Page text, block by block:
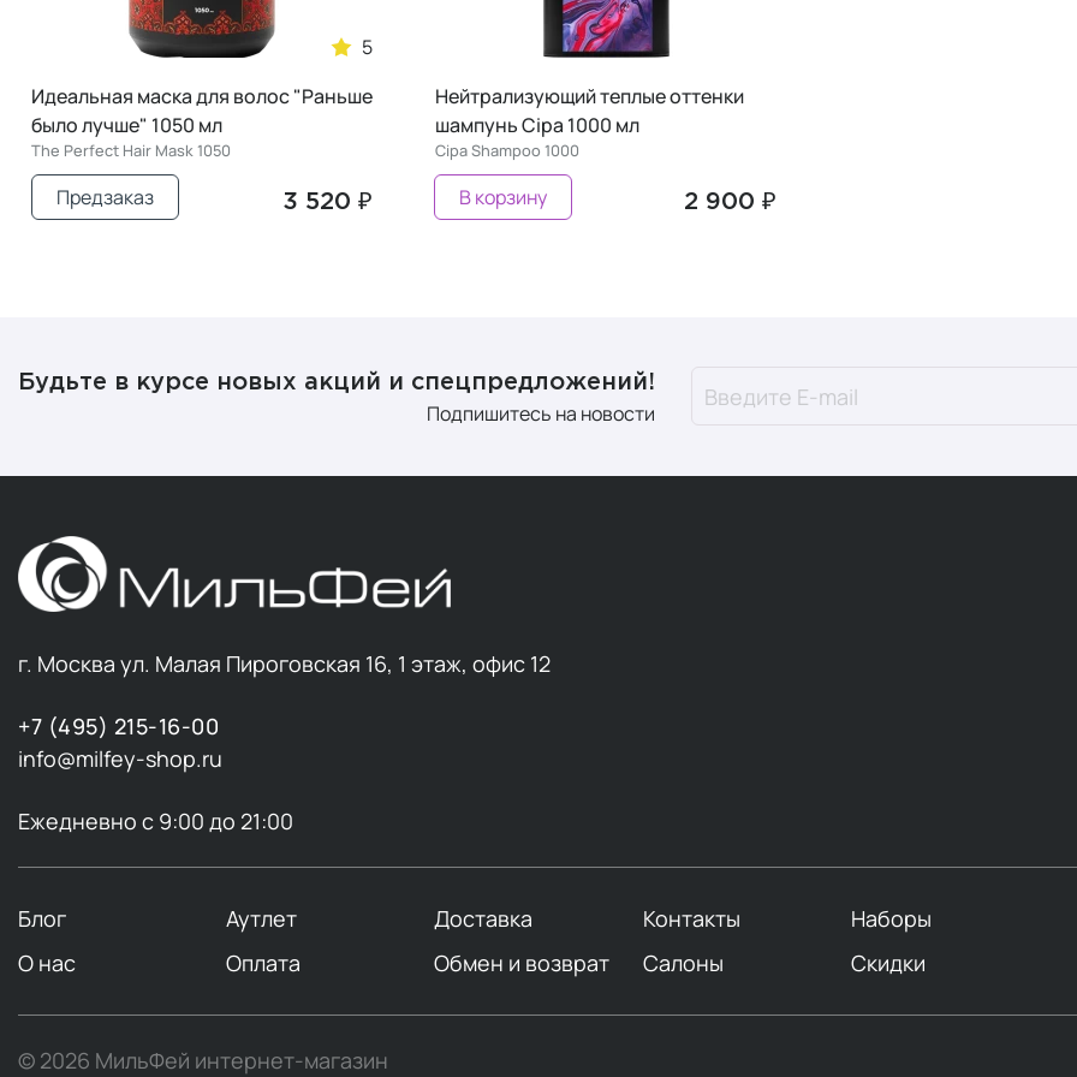
5
Идеальная маска для волос "Раньше
было лучше" 1050 мл
The Perfect Hair Mask 1050
3 520 ₽
Предзаказ
Нейтрализующий теплые оттенки
шампунь Cipa 1000 мл
Cipa Shampoo 1000
2 900 ₽
В корзину
Будьте в курсе новых акций и спецпредложений!
Подпишитесь на новости
г. Москва ул. Малая Пироговская 16, 1 этаж, офис 12
+7 (495) 215-16-00
info@milfey-shop.ru
Ежедневно с 9:00 до 21:00
Блог Аутлет Доставка Контакты
Наборы
О нас
Оплата Обмен и возврат Салоны Скидки
© 2026 МильФей интернет-магазин